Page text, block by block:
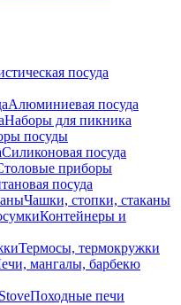
посуда
Алюминиевая посуда
Наборы для пикника
посуды
Силиконовая посуда
приборы
посуда
Чашки, стопки, стаканы
Контейнеры и
Термосы, термокружки
мангалы, барбекю
Походные печи